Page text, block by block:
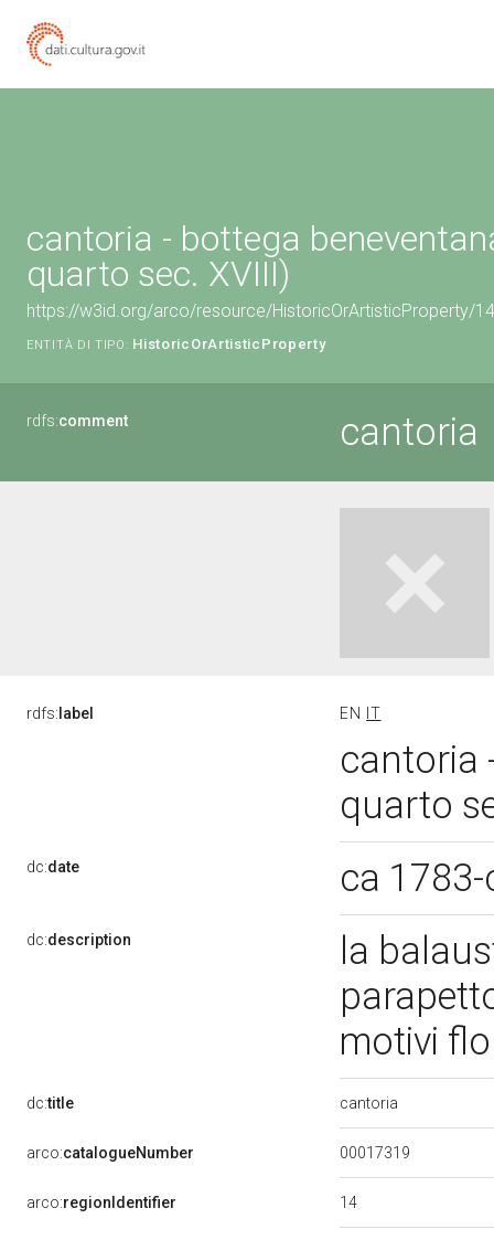
cantoria - bottega
quarto sec. XVIII)
https://w3id.org/arco/resource/HistoricOrArtisticProperty/
ENTITÀ DI TIPO: HistoricOrArtisticProperty
rdfs:comment cantoria
rdfs: label EN IT
cantoria
quarto
dc:date ca
dc:description
la
motivi
dc:title cantoria
arco:catalogueNumber 00017319
arco:regionIdentifier 14